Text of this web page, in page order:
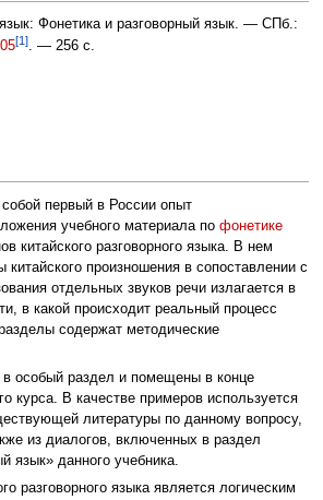
Фонетика и разговорный язык. — СПб.:
[1]. — 256 с.
первый в России опыт
учебного материала по фонетике
китайского разговорного языка. В нем
произношения в сопоставлении с
отдельных звуков речи излагается в
в какой происходит реальный процесс
содержат методические
особый раздел и помещены в конце
курса. В качестве примеров используется
литературы по данному вопросу,
из диалогов, включенных в раздел
язык» данного учебника.
разговорного языка является логическим